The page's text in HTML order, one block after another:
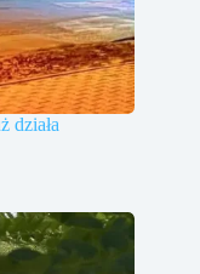
działa